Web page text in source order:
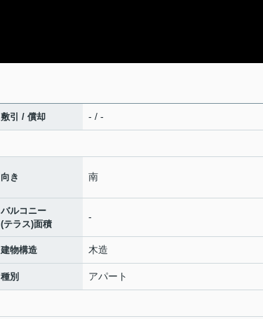
敷引 / 償却 - / -
向き 南
バルコニー
(テラス)面積
-
建物構造 木造
種別 アパート